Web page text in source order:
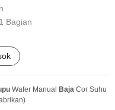
1 Bagian
Wafer Manual Baja Cor Suhu